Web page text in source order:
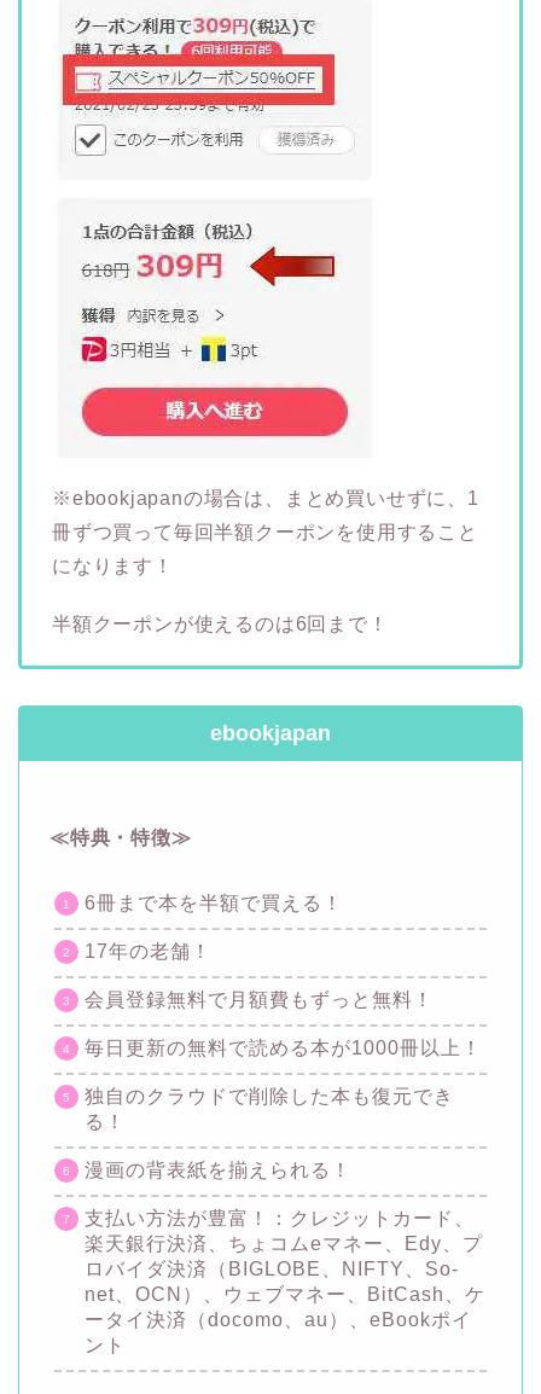
※ebookjapanの場合は、まとめ買いせずに、1
冊ずつ買って毎回半額クーポンを使用すること
になります！
半額クーポンが使えるのは6回まで！
ebookjapan
≪特典・特徴≫
6冊まで本を半額で買える！
17年の老舗！
会員登録無料で月額費もずっと無料！
毎日更新の無料で読める本が1000冊以上！
独自のクラウドで削除した本も復元でき
る！
漫画の背表紙を揃えられる！
支払い方法が豊富！：クレジットカード、
楽天銀行決済、ちょコムeマネー、Edy、プ
ロバイダ決済（BIGLOBE、NIFTY、So-
net、OCN）、ウェブマネー、BitCash、ケ
ータイ決済（docomo、au）、eBookポイ
ント